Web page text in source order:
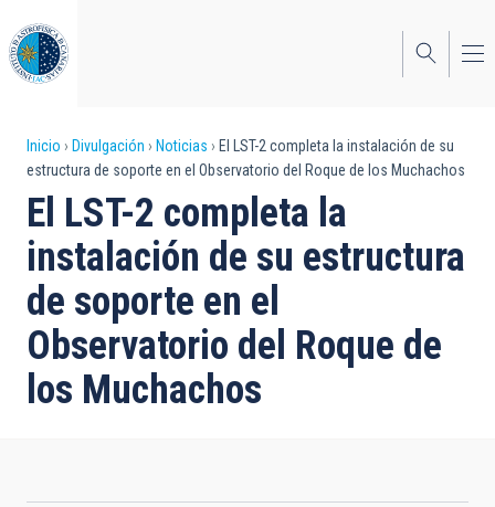
al
contenido
principal
Sobrescribir
enlaces
de
ayuda
a
la
navegación
Inicio Divulgación Noticias
El LST-2 completa la instalación de su
estructura de soporte en el Observatorio del Roque de los Muchachos
El LST-2 completa la
instalación de su estructura
de soporte en el
Observatorio del Roque de
los Muchachos